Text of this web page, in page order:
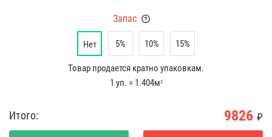
Запас
Нет 5% 10% 15%
Товар продается кратно упаковкам.
1 уп. = 1.404м2
Итого: 9826 ₽